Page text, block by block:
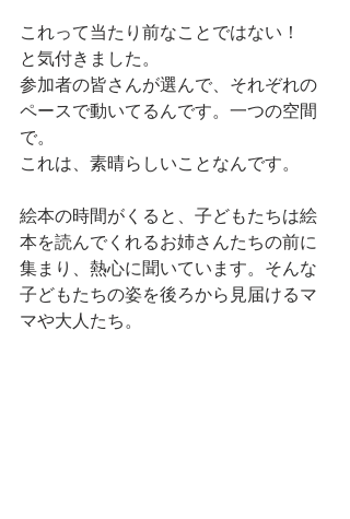
これって当たり前なことではない！
と気付きました。
参加者の皆さんが選んで、それぞれの
ペースで動いてるんです。一つの空間
で。
これは、素晴らしいことなんです。
絵本の時間がくると、子どもたちは絵
本を読んでくれるお姉さんたちの前に
集まり、熱心に聞いています。そんな
子どもたちの姿を後ろから見届けるマ
マや大人たち。